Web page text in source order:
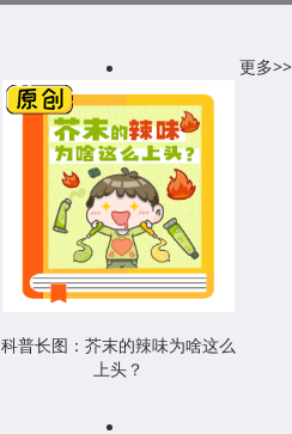
更多>>
科普长图：芥末的辣味为啥这么
上头？